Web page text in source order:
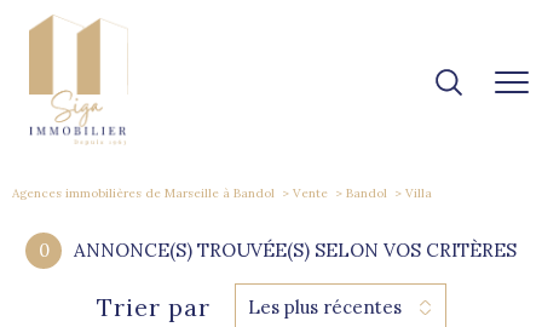
Agences immobilières de Marseille à Bandol Vente Bandol Villa
0 ANNONCE(S) TROUVÉE(S) SELON VOS CRITÈRES
Trier par Les plus récentes